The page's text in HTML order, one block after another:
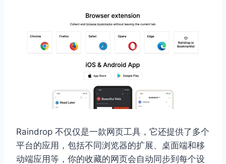
Raindrop 不仅仅是一款网页工具，它还提供了多个
平台的应用，包括不同浏览器的扩展、桌面端和移
动端应用等，你的收藏的网页会自动同步到每个设